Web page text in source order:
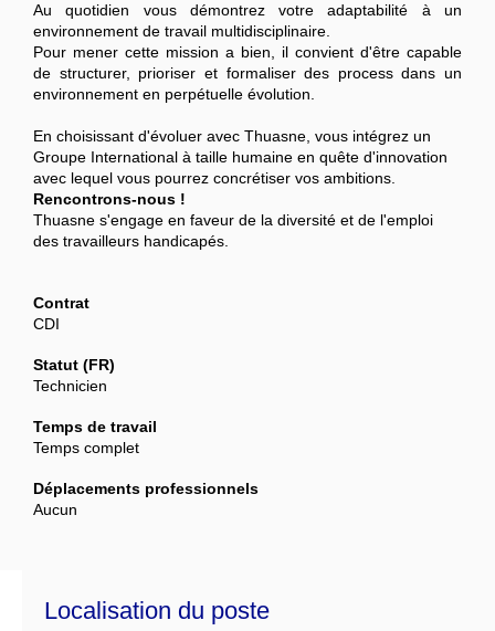
Au quotidien vous démontrez votre adaptabilité à un
environnement de travail multidisciplinaire.
Pour mener cette mission a bien, il convient d'être capable
de structurer, prioriser et formaliser des process dans un
environnement en perpétuelle évolution.
En choisissant d'évoluer avec Thuasne, vous intégrez un
Groupe International à taille humaine en quête d'innovation
avec lequel vous pourrez concrétiser vos ambitions.
Rencontrons-nous !
Thuasne s'engage en faveur de la diversité et de l'emploi
des travailleurs handicapés.
Contrat
CDI
Statut (FR)
Technicien
Temps de travail
Temps complet
Déplacements professionnels
Aucun
Localisation du poste